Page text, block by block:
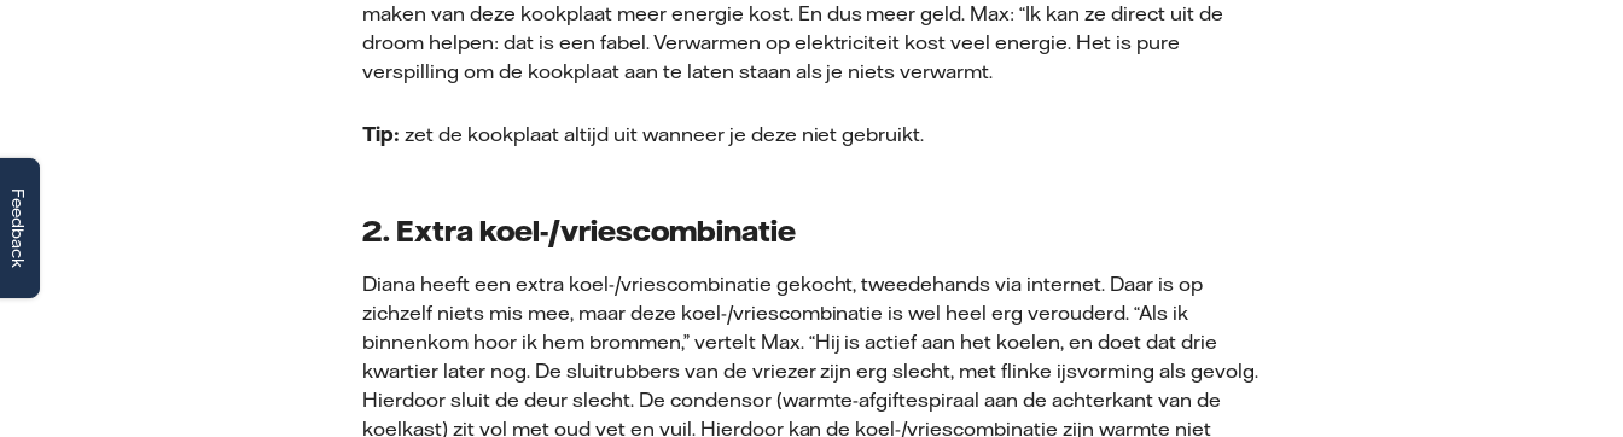
maken van deze kookplaat meer energie kost. En dus meer geld. Max: “Ik kan ze direct uit de
droom helpen: dat is een fabel. Verwarmen op elektriciteit kost veel energie. Het is pure
verspilling om de kookplaat aan te laten staan als je niets verwarmt.
Tip: zet de kookplaat altijd uit wanneer je deze niet gebruikt.
2. Extra koel-/vriescombinatie
Diana heeft een extra koel-/vriescombinatie gekocht, tweedehands via internet. Daar is op
zichzelf niets mis mee, maar deze koel-/vriescombinatie is wel heel erg verouderd. “Als ik
binnenkom hoor ik hem brommen,” vertelt Max. “Hij is actief aan het koelen, en doet dat drie
kwartier later nog. De sluitrubbers van de vriezer zijn erg slecht, met flinke ijsvorming als gevolg.
Hierdoor sluit de deur slecht. De condensor (warmte-afgiftespiraal aan de achterkant van de
koelkast) zit vol met oud vet en vuil. Hierdoor kan de koel-/vriescombinatie zijn warmte niet
Feedback